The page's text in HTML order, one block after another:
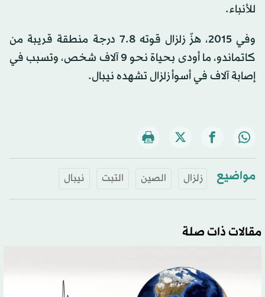
للأنباء.
وفي 2015، هزّ زلزال قوته 7.8 درجة منطقة قريبة من
كاتماندو، ما أودى بحياة نحو 9 آلاف شخص، وتسبب في
إصابة آلاف في أسوأ زلزال تشهده نيبال.
مواضيع زلزال الصين التبت نيبال
مقالات ذات صلة